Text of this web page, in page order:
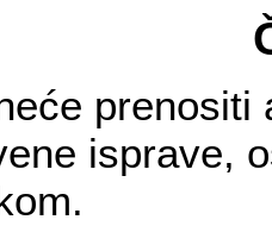
isprave,